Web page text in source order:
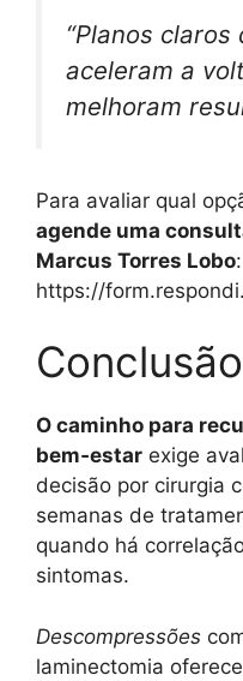
“Planos
aceleram a
melhoram
Para avaliar qual
agende uma
Marcus Torres Lobo:
https://
Conclusão
O caminho para
bem‑estar exige
decisão por cirurgia
semanas de
quando há
sintomas.
Descompressões
laminectomia